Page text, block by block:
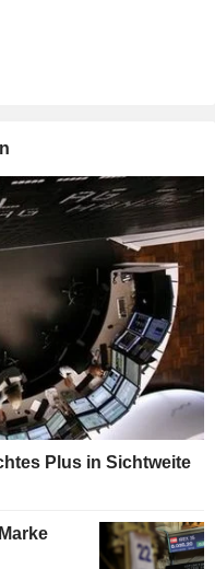
Plus in Sichtweite